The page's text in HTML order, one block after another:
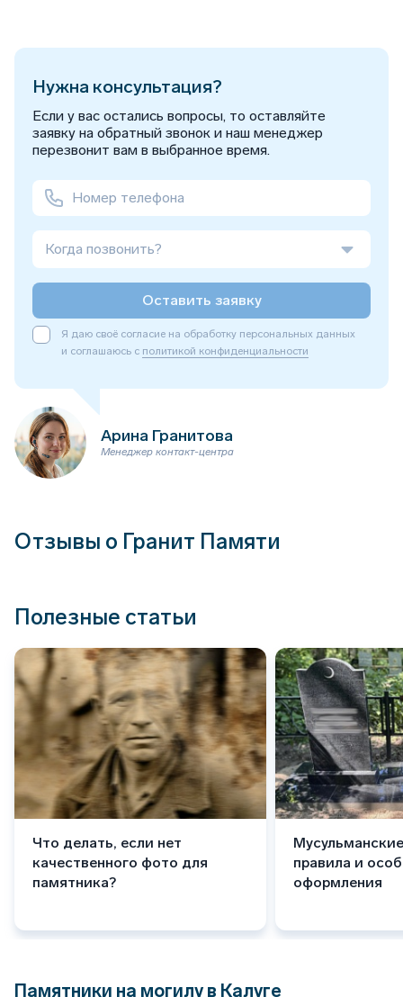
Нужна консультация?
Если у вас остались вопросы, то оставляйте
заявку на обратный звонок и наш менеджер
перезвонит вам в выбранное время.
Когда позвонить?
Оставить заявку
Я даю своё согласие на обработку персональных данных
и соглашаюсь с политикой конфиденциальности
Арина Гранитова
Менеджер контакт-центра
Отзывы о Гранит Памяти
Полезные статьи
Что делать, если нет
качественного фото для
памятника?
правила и
оформления
Памятники на могилу в Калуге